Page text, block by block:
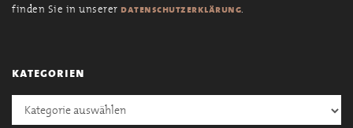
finden Sie in unserer datenschutzerklärung.
kategorien
Kategorien